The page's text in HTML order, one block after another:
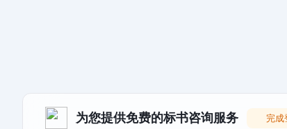
为您提供免费的标书咨询服务 完成